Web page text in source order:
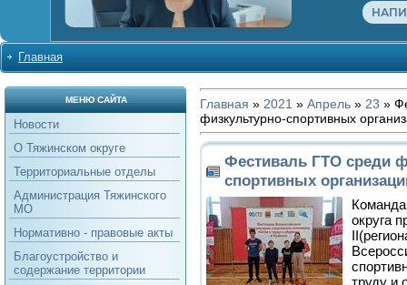
Главная
МЕНЮ САЙТА
Новости
О Тяжинском округе
Территориальные отделы
Администрация Тяжинского
МО
Нормативно - правовые акты
Благоустройство и
содержание территории
Главная » 2021 » Апрель » 23 »
физкультурно-спортивных
Фестиваль ГТО среди
спортивных
округа
труду и